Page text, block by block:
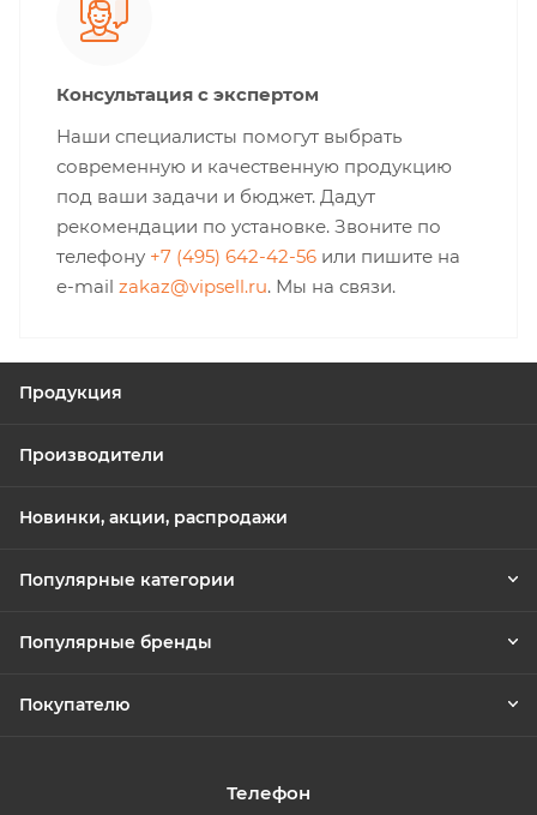
Консультация с экспертом
Наши специалисты помогут выбрать
современную и качественную продукцию
под ваши задачи и бюджет. Дадут
рекомендации по установке. Звоните по
телефону +7 (495) 642-42-56 или пишите на
e-mail zakaz@vipsell.ru. Мы на связи.
Продукция
Производители
Новинки, акции, распродажи
Популярные категории
Популярные бренды
Покупателю
Телефон